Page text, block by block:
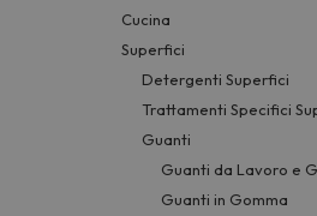
Cucina
Superfici
Detergenti Superfici
Trattamenti Specifici
Guanti
Guanti da Lavoro e
Guanti in Gomma